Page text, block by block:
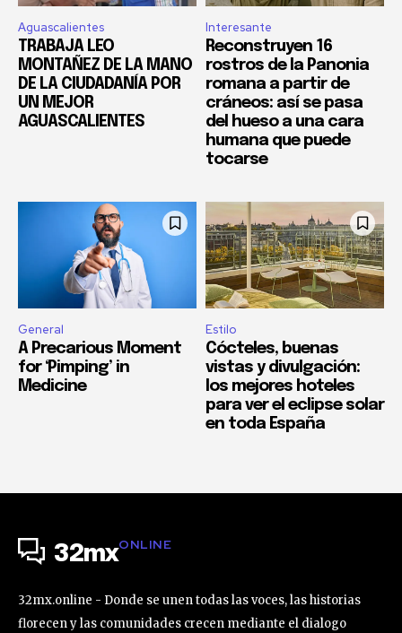
Aguascalientes
TRABAJA LEO
MONTAÑEZ DE LA MANO
DE LA CIUDADANÍA POR
UN MEJOR
AGUASCALIENTES
Interesante
Reconstruyen 16
rostros de la Panonia
romana a partir de
cráneos: así se pasa
del hueso a una cara
humana que puede
tocarse
General
A Precarious Moment
for ‘Pimping’ in
Medicine
Estilo
Cócteles, buenas
vistas y divulgación:
los mejores hoteles
para ver el eclipse solar
en toda España
32mxONLINE
32mx.online - Donde se unen todas las voces, las historias
florecen y las comunidades crecen mediante el dialogo